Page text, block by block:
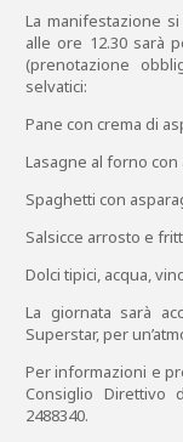
La manifestazione
alle ore 12.30 sarà
(prenotazione
selvatici:
Pane con crema di
Lasagne al forno con
Spaghetti con
Salsicce arrosto e
Dolci tipici, acqua,
La giornata sarà
Superstar, per
Per informazioni e
Consiglio Direttivo
2488340.